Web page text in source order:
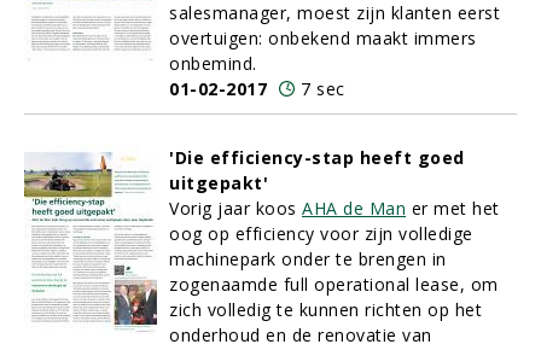
salesmanager, moest zijn klanten eerst
overtuigen: onbekend maakt immers
onbemind.
01-02-2017
7 sec
'Die efficiency-stap heeft goed
uitgepakt'
Vorig jaar koos AHA de Man er met het
oog op efficiency voor zijn volledige
machinepark onder te brengen in
zogenaamde full operational lease, om
zich volledig te kunnen richten op het
onderhoud en de renovatie van